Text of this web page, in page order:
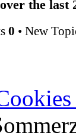
the last
0 • New